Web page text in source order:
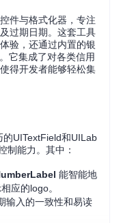
件与格式化器，专注
过期日期。这套工具
验，还通过内置的银
它集成了对各类信用
得开发者能够轻松集
UITextField和UILab
制能力。其中：
能智能地
应的logo。
输入的一致性和易读